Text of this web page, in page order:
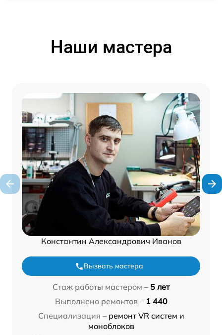
Наши мастера
Константин Александрович Иванов
Вызвать мастера
Стаж работы мастером – 5 лет
Выполнено ремонтов – 1 440
Специализация – ремонт VR систем и
моноблоков